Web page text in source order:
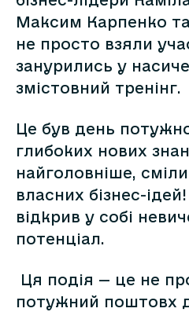
Максим Карпенко
не просто взяли
занурились у
змістовний тренінг.
​Це був день
глибоких нових
найголовніше,
власних бізнес-
відкрив у собі
потенціал.
Ця подія — це не
потужний поштовх